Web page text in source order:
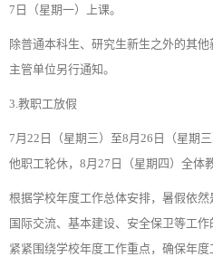
7日（星期一）上课。
除普通本科生、研究生新生之外的其
主管单位另行通知。
3.教职工放假
7月22日（星期三）至8月26日（星期
他职工轮休，8月27日（星期四）全体
根据学校年度工作总体安排，暑假依然
国际交流、基本建设、安全保卫等工
紧紧围绕学校年度工作重点，确保年度